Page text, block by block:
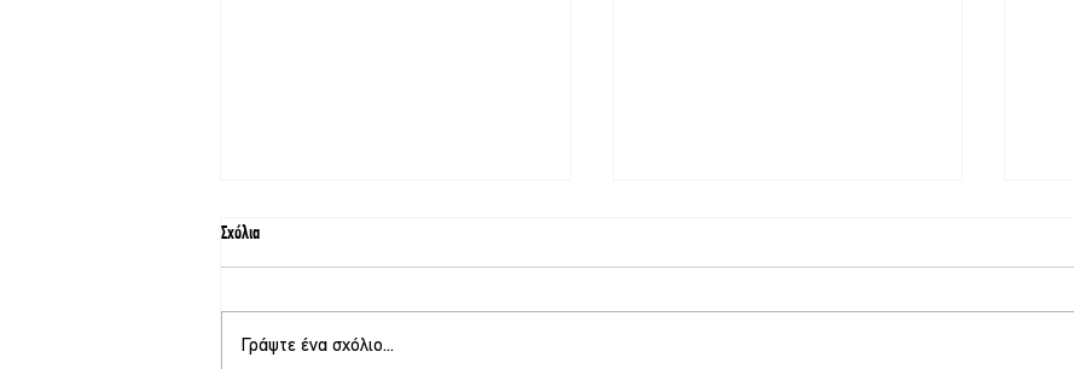
Σχόλια
Γράψτε ένα σχόλιο...